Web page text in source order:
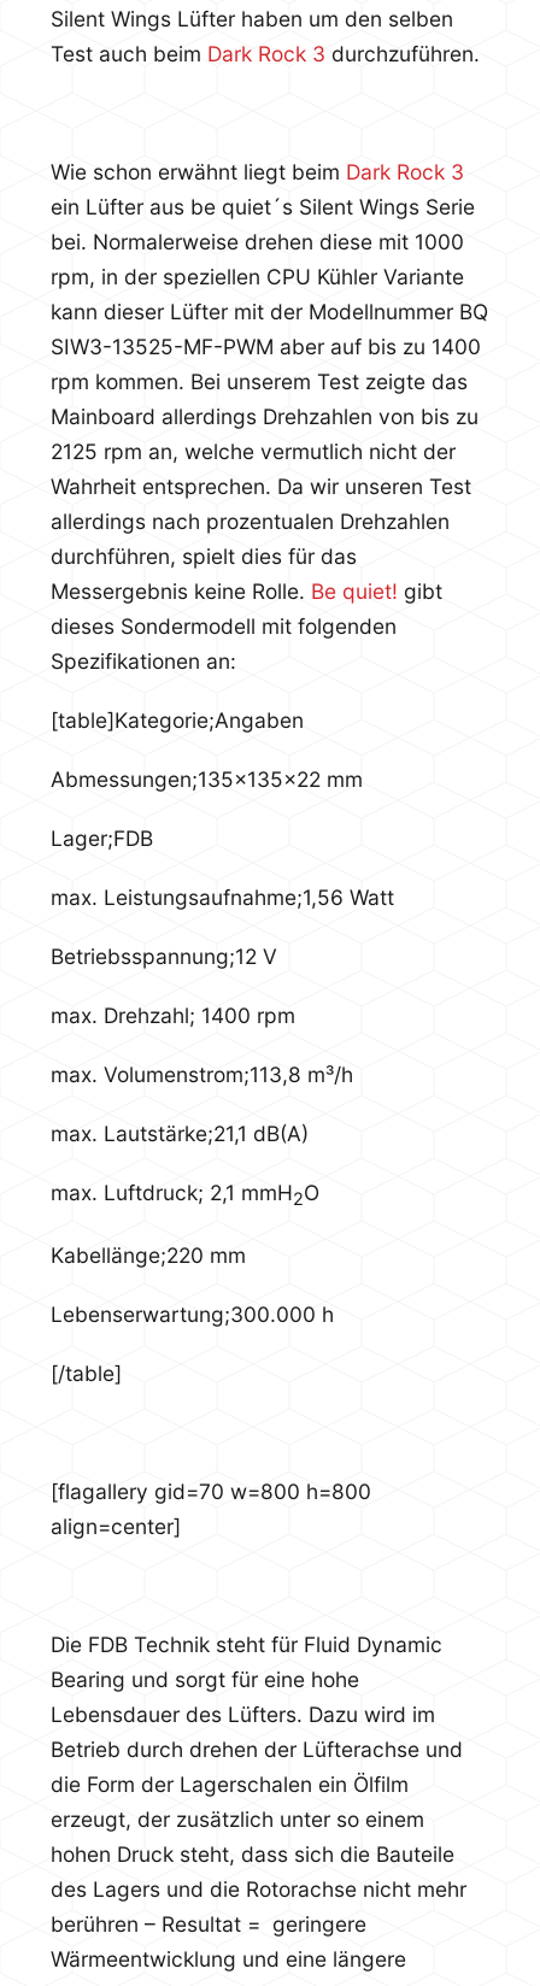
Silent Wings Lüfter haben um den selben
Test auch beim Dark Rock 3 durchzuführen.
Wie schon erwähnt liegt beim Dark Rock 3
ein Lüfter aus be quiet´s Silent Wings Serie
bei. Normalerweise drehen diese mit 1000
rpm, in der speziellen CPU Kühler Variante
kann dieser Lüfter mit der Modellnummer BQ
SIW3-13525-MF-PWM aber auf bis zu 1400
rpm kommen. Bei unserem Test zeigte das
Mainboard allerdings Drehzahlen von bis zu
2125 rpm an, welche vermutlich nicht der
Wahrheit entsprechen. Da wir unseren Test
allerdings nach prozentualen Drehzahlen
durchführen, spielt dies für das
Messergebnis keine Rolle. Be quiet! gibt
dieses Sondermodell mit folgenden
Spezifikationen an:
[table]Kategorie;Angaben
Abmessungen;135x135x22 mm
Lager;FDB
max. Leistungsaufnahme;1,56 Watt
Betriebsspannung;12 V
max. Drehzahl; 1400 rpm
max. Volumenstrom;113,8 m³/h
max. Lautstärke;21,1 dB(A)
max. Luftdruck; 2,1 mmH2O
Kabellänge;220 mm
Lebenserwartung;300.000 h
[/table]
[flagallery gid=70 w=800 h=800
align=center]
Die FDB Technik steht für Fluid Dynamic
Bearing und sorgt für eine hohe
Lebensdauer des Lüfters. Dazu wird im
Betrieb durch drehen der Lüfterachse und
die Form der Lagerschalen ein Ölfilm
erzeugt, der zusätzlich unter so einem
hohen Druck steht, dass sich die Bauteile
des Lagers und die Rotorachse nicht mehr
berühren – Resultat = geringere
Wärmeentwicklung und eine längere